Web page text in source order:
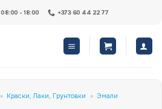
08:00 - 18:00 +373 60 44 22 77
» Краски, Лаки, Грунтовки » Эмали